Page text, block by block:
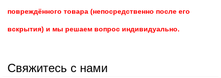
повреждённого товара (непосредственно после его
вскрытия) и мы решаем вопрос индивидуально.
Свяжитесь с нами